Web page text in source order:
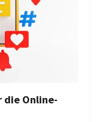
die Online-